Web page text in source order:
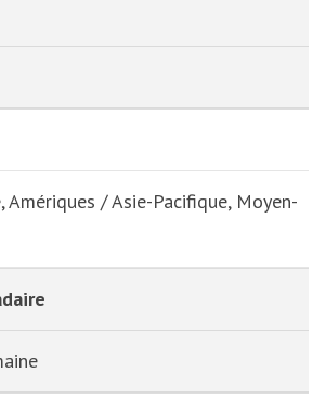
Amériques / Asie-Pacifique, Moyen-